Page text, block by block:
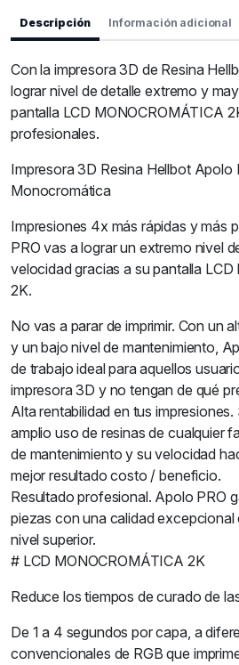
Descripción Información adicional
Con la impresora 3D de Resina
lograr nivel de detalle extremo y
pantalla LCD MONOCROMÁTICA
profesionales.
Impresora 3D Resina Hellbot Apolo
Monocromática
Impresiones 4x más rápidas y más
PRO vas a lograr un extremo nivel
velocidad gracias a su pantalla
2K.
No vas a parar de imprimir. Con un
y un bajo nivel de mantenimiento,
de trabajo ideal para aquellos
impresora 3D y no tengan de qué
Alta rentabilidad en tus
amplio uso de resinas de cualquier
de mantenimiento y su velocidad
mejor resultado costo / beneficio.
Resultado profesional. Apolo PRO
piezas con una calidad
nivel superior.
# LCD MONOCROMÁTICA 2K
Reduce los tiempos de curado de
De 1 a 4 segundos por capa, a
convencionales de RGB que